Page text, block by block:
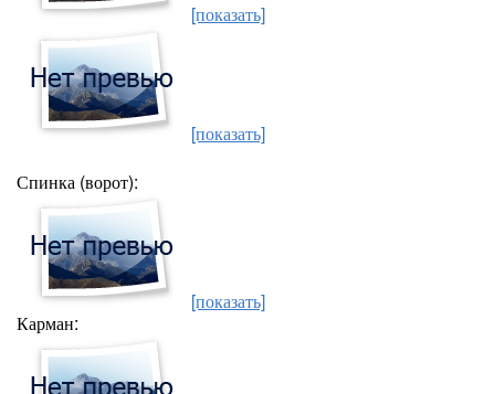
[показать]
[показать]
Спинка (ворот):
[показать]
Карман: